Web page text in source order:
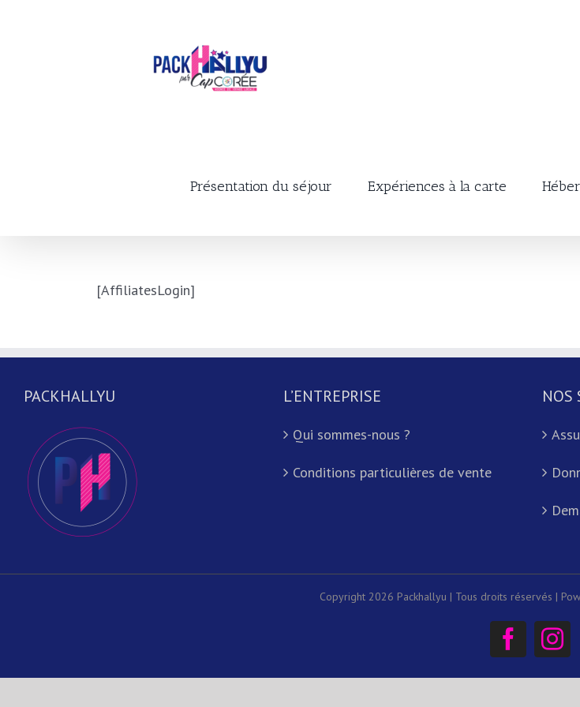
Présentation du séjour Expériences à la carte
[AffiliatesLogin]
PACKHALLYU L’ENTREPRISE
Qui sommes-nous ?
Conditions particulières de vente
NOS
Copyright 2026 Packhallyu | Tous droits réservés |